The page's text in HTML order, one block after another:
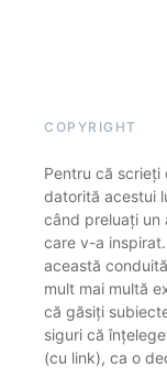
COPYRIGHT
Pentru că
datorită acestui
când preluați un
care v-a
această
mult mai multă
că găsiți
siguri că
(cu link), ca o